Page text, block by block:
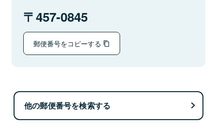
457-0845
郵便番号をコピーする
他の郵便番号を検索する